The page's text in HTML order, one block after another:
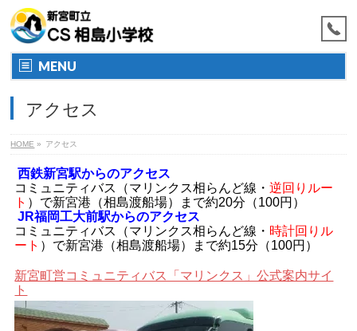
MENU
アクセス
HOME » アクセス
西鉄新宮駅からのアクセス
コミュニティバス（マリンクス相らんど線・逆回りルー
ト ）で新宮港（相島渡船場）まで約20分（100円）
JR福岡工大前駅からのアクセス
コミュニティバス（マリンクス相らんど線・ 時計回りル
ート ）で新宮港（相島渡船場）まで約15分（100円）
新宮町営コミュニティバス「マリンクス」公式案内サイ
ト